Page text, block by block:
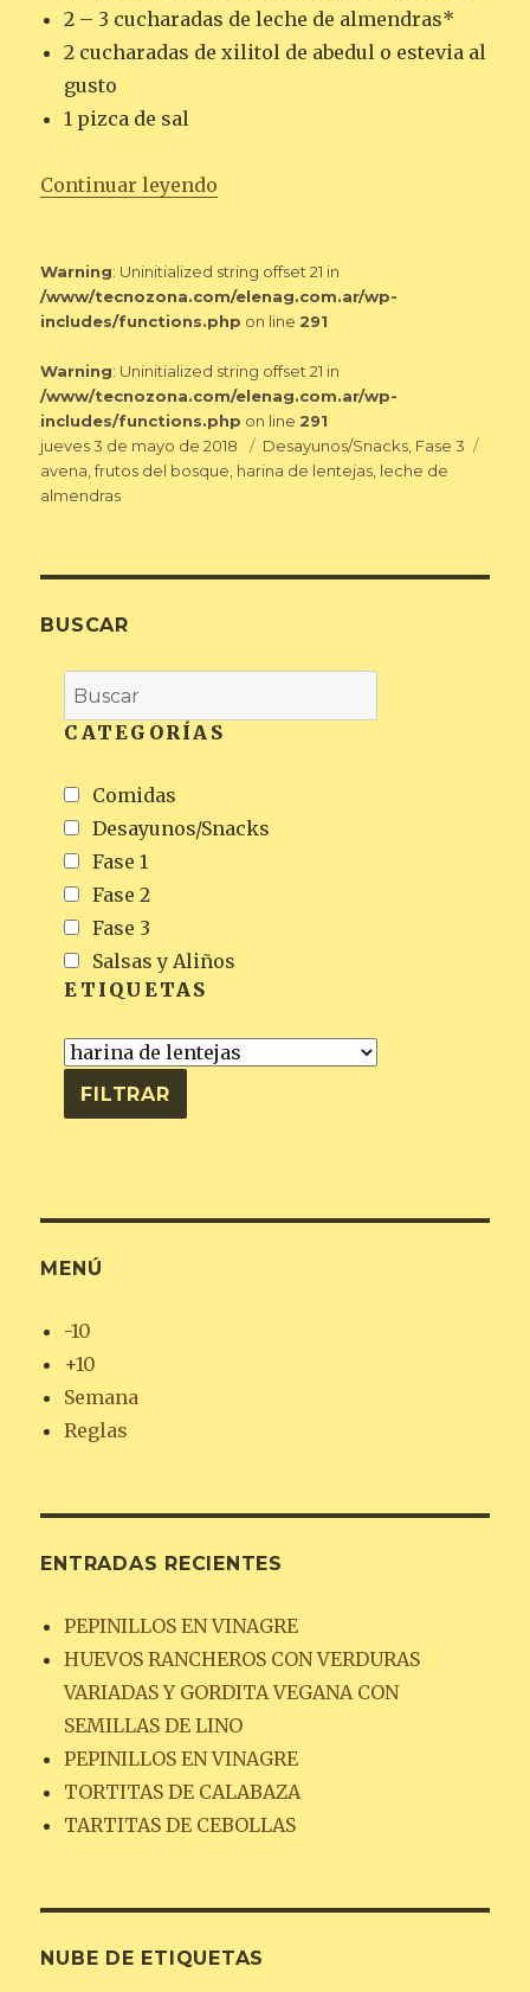
2 – 3 cucharadas de leche de almendras*
2 cucharadas de xilitol de abedul o estevia al
gusto
1 pizca de sal
Continuar leyendo
Warning: Uninitialized string offset 21 in
/www/tecnozona.com/elenag.com.ar/wp-
includes/functions.php on line 291
Warning: Uninitialized string offset 21 in
/www/tecnozona.com/elenag.com.ar/wp-
includes/functions.php on line 291
Publicado
el
jueves 3 de mayo de 2018 Categorías
Desayunos/Snacks, Fase 3
avena,frutos del bosque, harina de lentejas, leche de
almendras
BUSCAR
CATEGORÍAS
Comidas
Desayunos/Snacks
Fase 1
Fase 2
Fase 3
Salsas y Aliños
ETIQUETAS
MENÚ
-10
+10
Semana
Reglas
ENTRADAS RECIENTES
PEPINILLOS EN VINAGRE
HUEVOS RANCHEROS CON VERDURAS
VARIADAS Y GORDITA VEGANA CON
SEMILLAS DE LINO
PEPINILLOS EN VINAGRE
TORTITAS DE CALABAZA
TARTITAS DE CEBOLLAS
NUBE DE ETIQUETAS